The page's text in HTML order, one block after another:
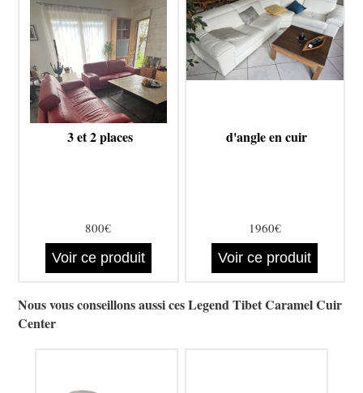
3 et 2 places
800€
Voir ce produit
d'angle en cuir
1960€
Voir ce produit
Nous vous conseillons aussi ces Legend Tibet Caramel Cuir
Center